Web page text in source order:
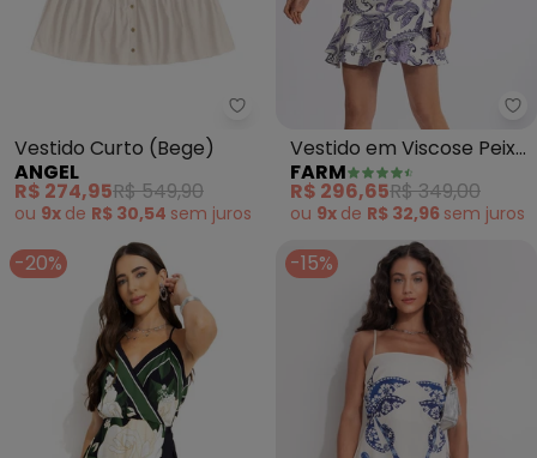
Angel - Vestido Curto (Bege)
Vestido Curto (Bege)
ANGEL
R$ 274,95R$ 549,90
ou 9x de R$ 30,54 sem juros
Vestido em Viscose Peixe
Paisley (Azul)
FARM
R$ 296,65R$ 349,00
ou 9x de R$ 32,96 sem juros
-20% -15%